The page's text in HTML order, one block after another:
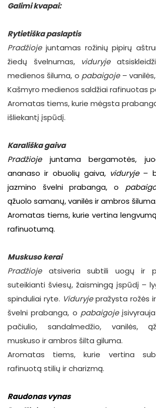
Galimi kvapai:
Rytietiška paslaptis
Pradžiojejuntamas rožinių pipirų
žiedų švelnumas, viduryje
medienos šiluma, o pabaigoje–
Kašmyro medienos saldžiai rafinuotas
Aromatas tiems, kurie mėgsta
išliekantį įspūdį.
Karališka gaiva
Pradžiojejuntama bergamotės,
ananaso ir obuolių gaiva, viduryje–
jazmino švelni prabanga, o
ąžuolo samanų, vanilės ir ambros šiluma.
Aromatas tiems, kurie vertina
rafinuotumą.
Muskuso kerai
Pradžiojeatsiveria subtili uogų ir
suteikianti šviesų, žaismingą įspūdį –
spinduliai ryte. Viduryjepražysta rožės
švelni prabanga, o pabaigoje
pačiulio, sandalmedžio, vanilės,
muskuso ir ambros šilta giluma.
Aromatas tiems, kurie vertina
rafinuotą stilių ir charizmą.
Raudonas vynas